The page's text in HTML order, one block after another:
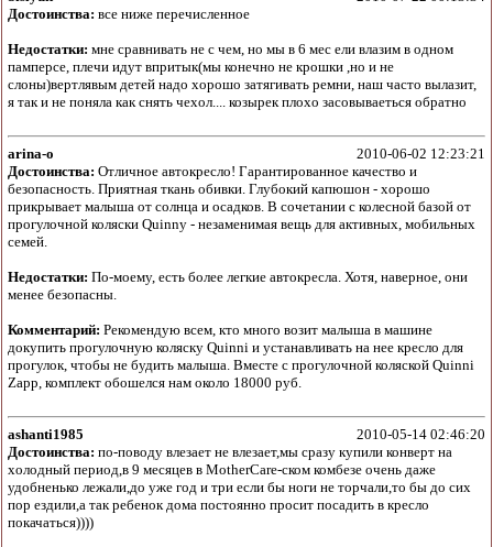
Достоинства: все ниже перечисленное
Недостатки: мне сравнивать не с чем, но мы в 6 мес ели влазим в одном
памперсе, плечи идут впритык(мы конечно не крошки ,но и не
слоны)вертлявым детей надо хорошо затягивать ремни, наш часто вылазит,
я так и не поняла как снять чехол.... козырек плохо засовываеться обратно
arina-o
2010-06-02 12:23:21
Достоинства: Отличное автокресло! Гарантированное качество и
безопасность. Приятная ткань обивки. Глубокий капюшон - хорошо
прикрывает малыша от солнца и осадков. В сочетании с колесной базой от
прогулочной коляски Quinny - незаменимая вещь для активных, мобильных
семей.
Недостатки: По-моему, есть более легкие автокресла. Хотя, наверное, они
менее безопасны.
Комментарий: Рекомендую всем, кто много возит малыша в машине
докупить прогулочную коляску Quinni и устанавливать на нее кресло для
прогулок, чтобы не будить малыша. Вместе с прогулочной коляской Quinni
Zapp, комплект обошелся нам около 18000 руб.
ashanti1985
2010-05-14 02:46:20
Достоинства: по-поводу влезает не влезает,мы сразу купили конверт на
холодный период,в 9 месяцев в MotherCare-ском комбезе очень даже
удобненько лежали,до уже год и три если бы ноги не торчали,то бы до сих
пор ездили,а так ребенок дома постоянно просит посадить в кресло
покачаться))))